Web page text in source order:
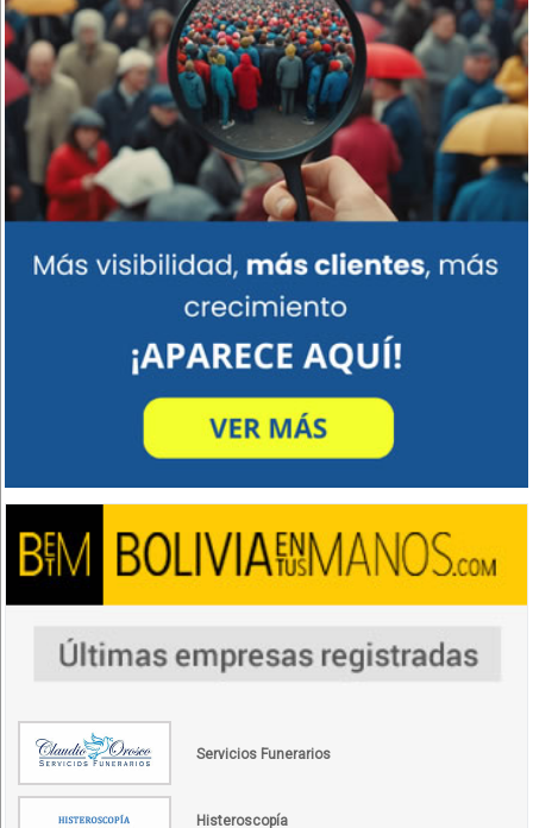
Servicios Funerarios
Histeroscopía